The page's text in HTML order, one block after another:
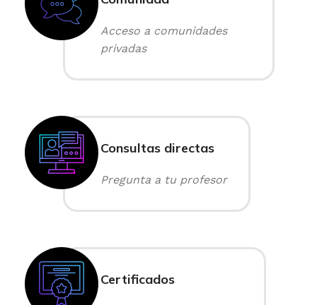
Acceso a comunidades
privadas
Consultas directas
Pregunta a tu profesor
Certificados